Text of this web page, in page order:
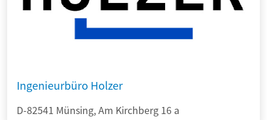
Ingenieurbüro Holzer
D-82541 Münsing, Am Kirchberg 16 a